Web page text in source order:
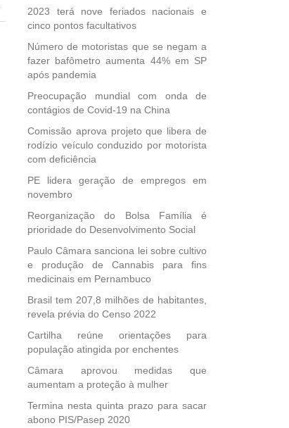
2023 terá nove feriados nacionais e
cinco pontos facultativos
Número de motoristas que se negam a
fazer bafômetro aumenta 44% em SP
após pandemia
Preocupação mundial com onda de
contágios de Covid-19 na China
Comissão aprova projeto que libera de
rodízio veículo conduzido por motorista
com deficiência
PE lidera geração de empregos em
novembro
Reorganização do Bolsa Família é
prioridade do Desenvolvimento Social
Paulo Câmara sanciona lei sobre cultivo
e produção de Cannabis para fins
medicinais em Pernambuco
Brasil tem 207,8 milhões de habitantes,
revela prévia do Censo 2022
Cartilha reúne orientações para
população atingida por enchentes
Câmara aprovou medidas que
aumentam a proteção à mulher
Termina nesta quinta prazo para sacar
abono PIS/Pasep 2020